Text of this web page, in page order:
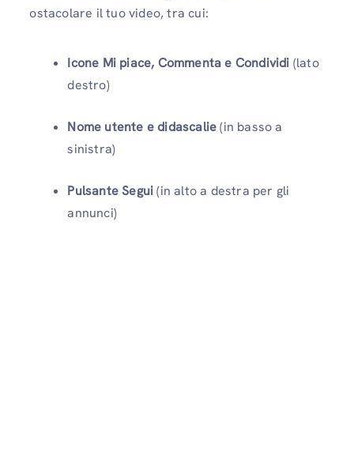
ostacolare il tuo video, tra cui:
Icone Mi piace, Commenta e Condividi (lato
destro)
Nome utente e didascalie(in basso a
sinistra)
Pulsante Segui(in alto a destra per gli
annunci)